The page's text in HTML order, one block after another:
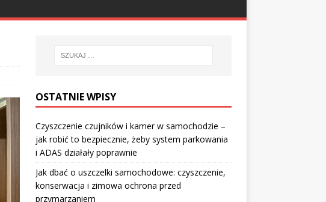
OSTATNIE WPISY
Czyszczenie czujników i kamer w samochodzie –
jak robić to bezpiecznie, żeby system parkowania
i ADAS działały poprawnie
Jak dbać o uszczelki samochodowe: czyszczenie,
konserwacja i zimowa ochrona przed
przymarzaniem